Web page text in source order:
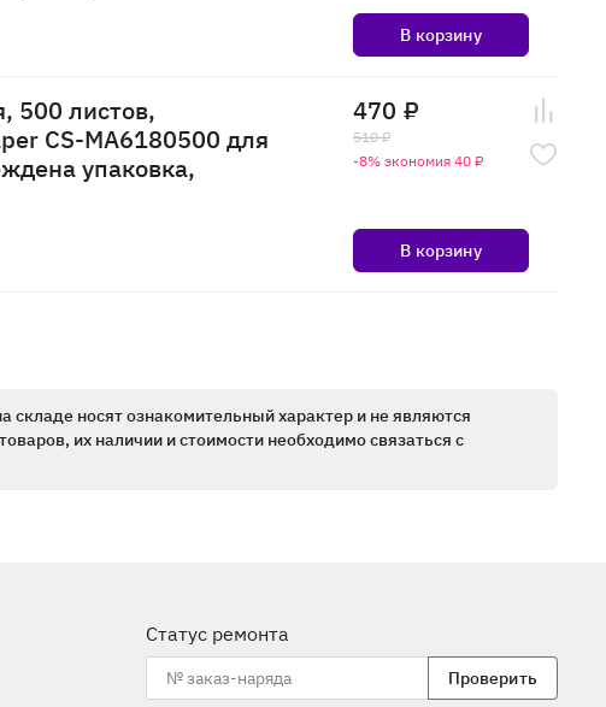
В корзину
500 листов,
CS-MA6180500 для
упаковка,
470 ₽
510 ₽
-8% экономия 40 ₽
В корзину
носят ознакомительный характер и не являются
их наличии и стоимости необходимо связаться с
Статус ремонта
Проверить